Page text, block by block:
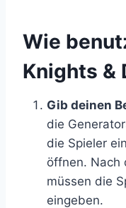
​Wie
Knights &
Gib deinen
die
die Spieler
öffnen. Nach
müssen die
eingeben.